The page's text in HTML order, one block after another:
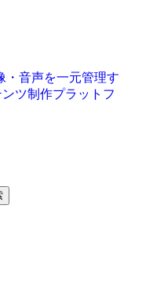
・音声を一元管理す
ツ制作プラットフ